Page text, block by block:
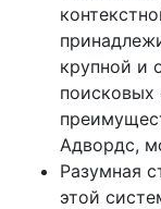
крупной и
поисковых
Адвордс,
Разумная
этой